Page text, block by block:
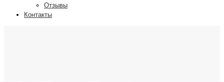
Отзывы
Контакты